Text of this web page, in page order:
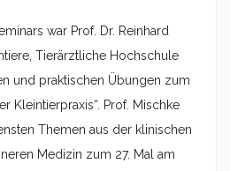
war Prof. Dr. Reinhard
Tierärztliche Hochschule
und praktischen Übungen zum
Kleintierpraxis“. Prof. Mischke
Themen aus der klinischen
Medizin zum 27. Mal am